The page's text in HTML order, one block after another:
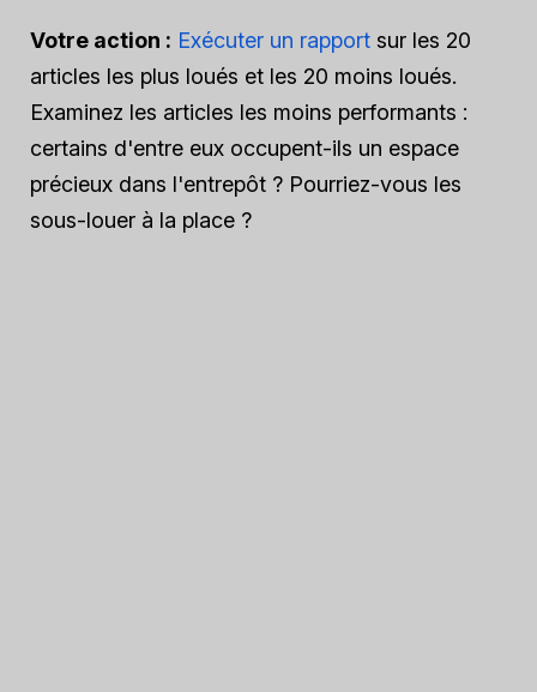
Votre action : Exécuter un rapport sur les 20
articles les plus loués et les 20 moins loués.
Examinez les articles les moins performants :
certains d'entre eux occupent-ils un espace
précieux dans l'entrepôt ? Pourriez-vous les
sous-louer à la place ?